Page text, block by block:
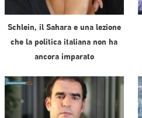
Schlein, il Sahara e una lezione
che la politica italiana non ha
ancora imparato